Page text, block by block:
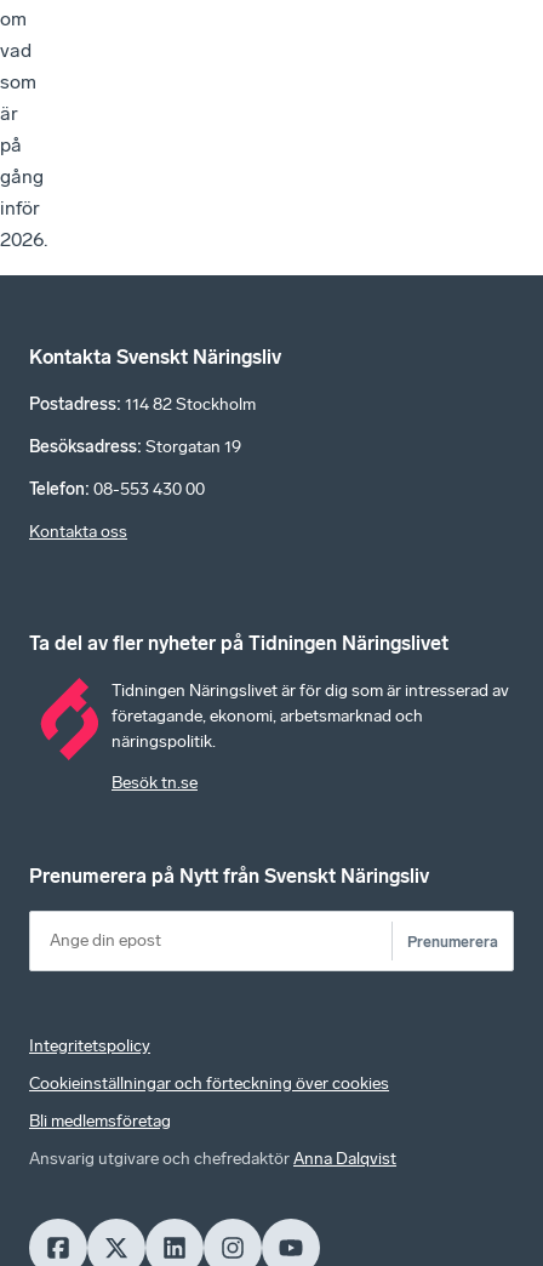
om
vad
som
är
på
gång
inför
2026.
Kontakta Svenskt Näringsliv
Postadress: 114 82 Stockholm
Besöksadress: Storgatan 19
Telefon: 08-553 430 00
Kontakta oss
Ta del av fler nyheter på Tidningen Näringslivet
Tidningen Näringslivet är för dig som är intresserad av
företagande, ekonomi, arbetsmarknad och
näringspolitik.
Besök tn.se
Prenumerera på Nytt från Svenskt Näringsliv
Prenumerera
Integritetspolicy
Cookieinställningar och förteckning över cookies
Bli medlemsföretag
Ansvarig utgivare och chefredaktörAnna Dalqvist